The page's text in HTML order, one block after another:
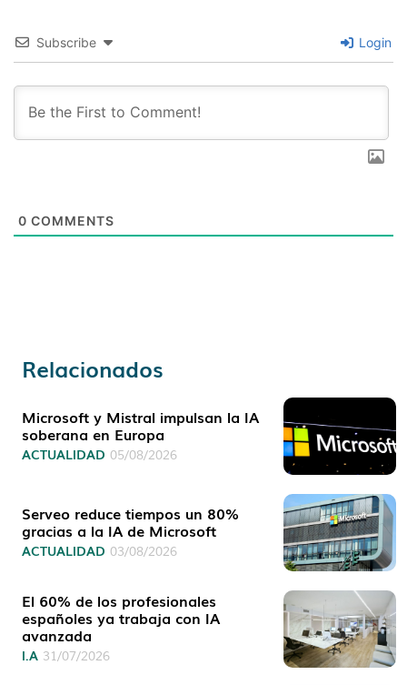
Subscribe Login
0 COMMENTS
Relacionados
Microsoft y Mistral impulsan la IA
soberana en Europa
ACTUALIDAD 05/08/2026
Serveo reduce tiempos un 80%
gracias a la IA de Microsoft
ACTUALIDAD 03/08/2026
El 60% de los profesionales
españoles ya trabaja con IA
avanzada
I.A 31/07/2026